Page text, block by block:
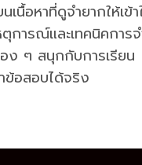
เนื้อหาที่ดูจำยากให้เข้
การณ์และเทคนิคการ
ง ๆ สนุกกับการเรียน
ข้อสอบได้จริง